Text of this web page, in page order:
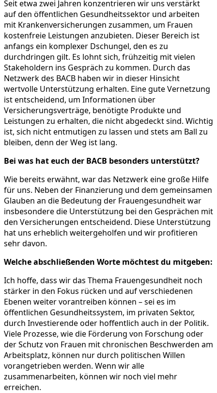
Seit etwa zwei Jahren konzentrieren wir uns verstärkt
auf den öffentlichen Gesundheitssektor und arbeiten
mit Krankenversicherungen zusammen, um Frauen
kostenfreie Leistungen anzubieten. Dieser Bereich ist
anfangs ein komplexer Dschungel, den es zu
durchdringen gilt. Es lohnt sich, frühzeitig mit vielen
Stakeholdern ins Gespräch zu kommen. Durch das
Netzwerk des BACB haben wir in dieser Hinsicht
wertvolle Unterstützung erhalten. Eine gute Vernetzung
ist entscheidend, um Informationen über
Versicherungsverträge, benötigte Produkte und
Leistungen zu erhalten, die nicht abgedeckt sind. Wichtig
ist, sich nicht entmutigen zu lassen und stets am Ball zu
bleiben, denn der Weg ist lang.
Bei was hat euch der BACB besonders unterstützt?
Wie bereits erwähnt, war das Netzwerk eine große Hilfe
für uns. Neben der Finanzierung und dem gemeinsamen
Glauben an die Bedeutung der Frauengesundheit war
insbesondere die Unterstützung bei den Gesprächen mit
den Versicherungen entscheidend. Diese Unterstützung
hat uns erheblich weitergeholfen und wir profitieren
sehr davon.
Welche abschließenden Worte möchtest du mitgeben:
Ich hoffe, dass wir das Thema Frauengesundheit noch
stärker in den Fokus rücken und auf verschiedenen
Ebenen weiter vorantreiben können – sei es im
öffentlichen Gesundheitssystem, im privaten Sektor,
durch Investierende oder hoffentlich auch in der Politik.
Viele Prozesse, wie die Förderung von Forschung oder
der Schutz von Frauen mit chronischen Beschwerden am
Arbeitsplatz, können nur durch politischen Willen
vorangetrieben werden. Wenn wir alle
zusammenarbeiten, können wir noch viel mehr
erreichen.